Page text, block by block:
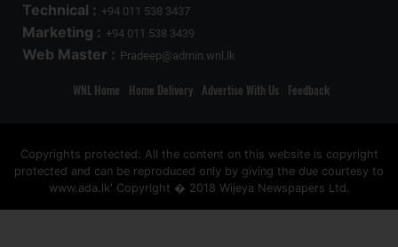
Technical : +94 011 538 3437
Marketing : +94 011 538 3439
Web Master : Pradeep@admin.wnl.lk
WNL Home Home Delivery Advertise With Us Feedback
Copyrights protected: All the content on this website is copyright
protected and can be reproduced only by giving the due courtesy to
www.ada.lk' Copyright � 2018 Wijeya Newspapers Ltd.